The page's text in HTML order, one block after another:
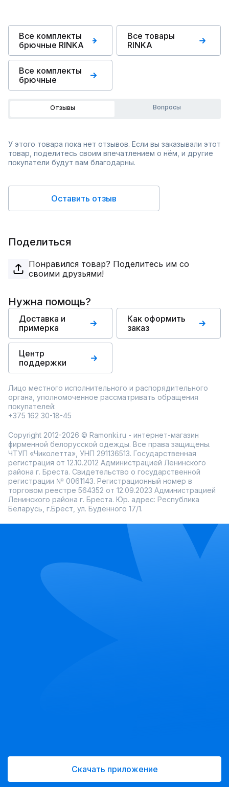
Все комплекты
брючные RINKA
Все товары
RINKA
Все комплекты
брючные
Отзывы Вопросы
У этого товара пока нет отзывов. Если вы заказывали этот
товар, поделитесь своим впечатлением о нём, и другие
покупатели будут вам благодарны.
Оставить отзыв
Поделиться
Понравился товар? Поделитесь им со
своими друзьями!
Нужна помощь?
Доставка и
примерка
Как оформить
заказ
Центр
поддержки
Лицо местного исполнительного и распорядительного
органа, уполномоченное рассматривать обращения
покупателей:
+375 162 30-18-45
Copyright 2012-2026 © Ramonki.ru - интернет-магазин
фирменной белорусской одежды. Все права защищены.
ЧТУП «Чиколетта», УНП 291136513. Государственная
регистрация от 12.10.2012 Администрацией Ленинского
района г. Бреста. Свидетельство о государственной
регистрации № 0061143. Регистрационный номер в
торговом реестре 564352 от 12.09.2023 Администрацией
Ленинского района г. Бреста. Юр. адрес: Республика
Беларусь, г.Брест, ул. Буденного 17/1.
Скачать приложение